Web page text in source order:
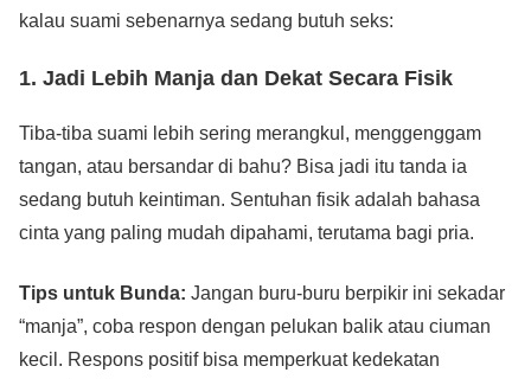
kalau suami sebenarnya sedang butuh seks:
1. Jadi Lebih Manja dan Dekat Secara Fisik
Tiba-tiba suami lebih sering merangkul, menggenggam
tangan, atau bersandar di bahu? Bisa jadi itu tanda ia
sedang butuh keintiman. Sentuhan fisik adalah bahasa
cinta yang paling mudah dipahami, terutama bagi pria.
Tips untuk Bunda: Jangan buru-buru berpikir ini sekadar
“manja”, coba respon dengan pelukan balik atau ciuman
kecil. Respons positif bisa memperkuat kedekatan